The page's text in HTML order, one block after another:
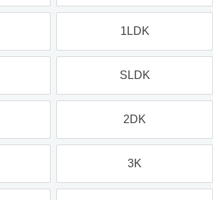
1LDK
SLDK
2DK
3K